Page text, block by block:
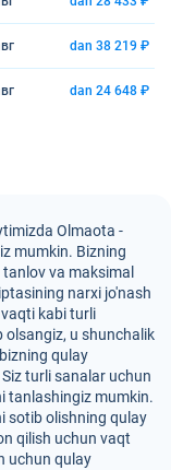
dan 38 219 ₽
dan 24 648 ₽
Olmaota -
mumkin. Bizning
va maksimal
narxi jo'nash
kabi turli
olsangiz, u shunchalik
qulay
turli sanalar uchun
tanlashingiz mumkin.
sotib olishning qulay
qilish uchun vaqt
uchun qulay